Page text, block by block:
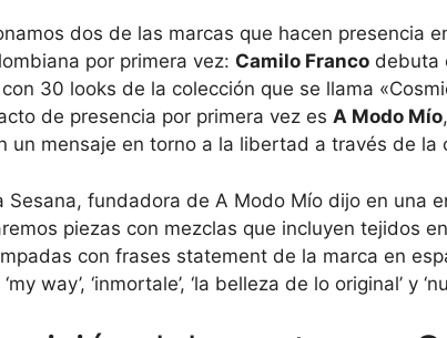
dos de las marcas que hacen presencia
por primera vez: Camilo Franco debuta
30 looks de la colección que se llama
de presencia por primera vez es A Modo Mío
un mensaje en torno a la libertad a través de la
Sesana, fundadora de A Modo Mío dijo en una
piezas con mezclas que incluyen tejidos
con frases statement de la marca en
way’, ‘inmortale’, ‘la belleza de lo original’ y